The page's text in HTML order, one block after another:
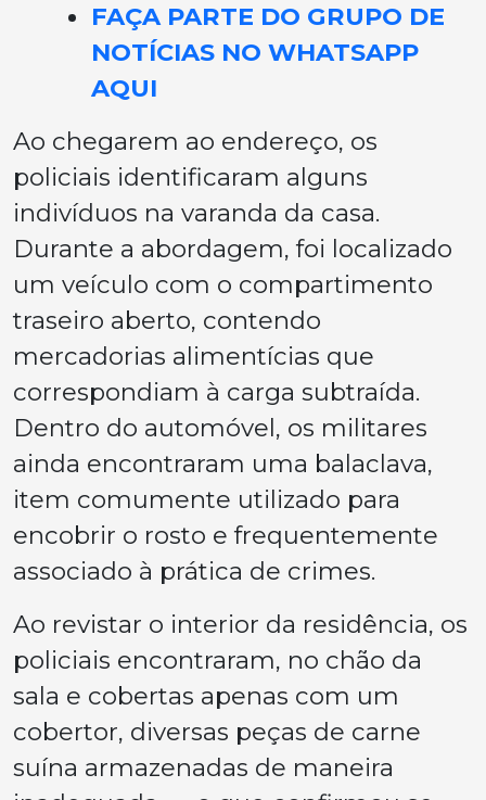
FAÇA PARTE DO GRUPO DE
NOTÍCIAS NO WHATSAPP
AQUI
Ao chegarem ao endereço, os
policiais identificaram alguns
indivíduos na varanda da casa.
Durante a abordagem, foi localizado
um veículo com o compartimento
traseiro aberto, contendo
mercadorias alimentícias que
correspondiam à carga subtraída.
Dentro do automóvel, os militares
ainda encontraram uma balaclava,
item comumente utilizado para
encobrir o rosto e frequentemente
associado à prática de crimes.
Ao revistar o interior da residência, os
policiais encontraram, no chão da
sala e cobertas apenas com um
cobertor, diversas peças de carne
suína armazenadas de maneira